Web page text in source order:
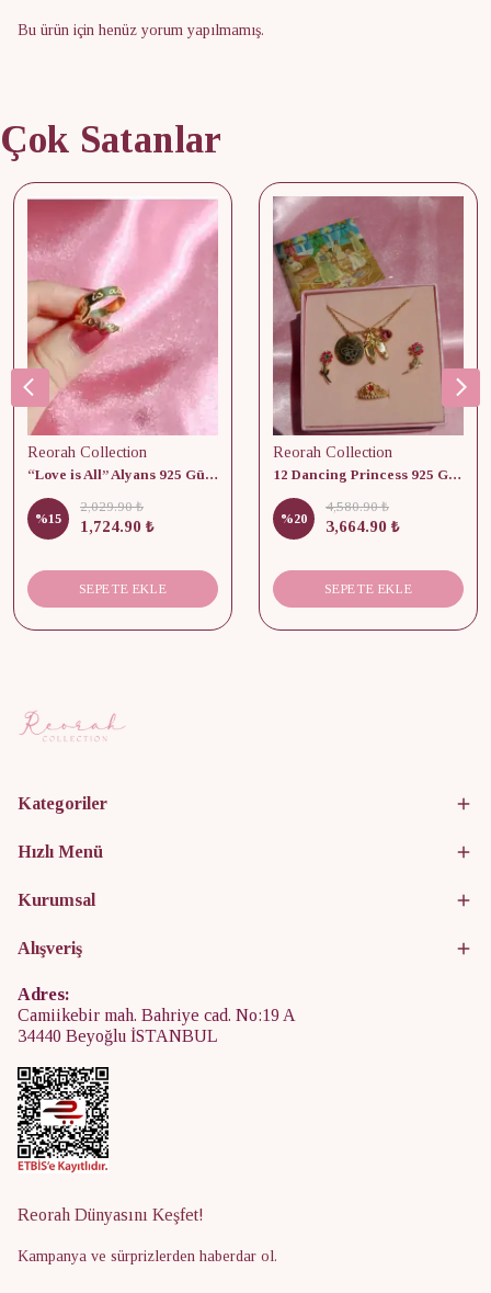
Bu ürün için henüz yorum yapılmamış.
Çok Satanlar
Reorah Collection
“Love is All” Alyans 925 Gümüş - Medium Beden
%15
2,029.90 ₺
1,724.90 ₺
SEPETE EKLE
Reorah Collection
12 Dancing Princess 925 Gümüş/ Kolye, Küpe ve Yüzük Set
%20
4,580.90 ₺
3,664.90 ₺
SEPETE EKLE
Kategoriler
Hızlı Menü
Kurumsal
Alışveriş
Adres:
Camiikebir mah. Bahriye cad. No:19 A
34440 Beyoğlu İSTANBUL
Reorah Dünyasını Keşfet!
Kampanya ve sürprizlerden haberdar ol.